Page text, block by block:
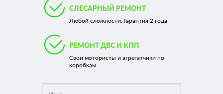
СЛЕСАРНЫЙ РЕМОНТ
Любой сложности. Гарантия 2 года
РЕМОНТ ДВС И КПП
Свои мотористы и агрегатчики по
коробкам